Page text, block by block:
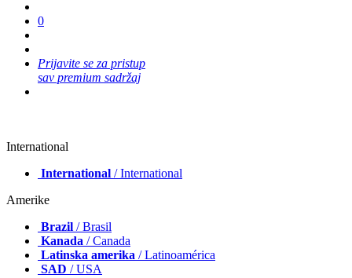
0
Prijavite se za pristup
sav premium sadržaj
International
International / International
Amerike
Brazil / Brasil
Kanada / Canada
Latinska amerika / Latinoamérica
SAD / USA